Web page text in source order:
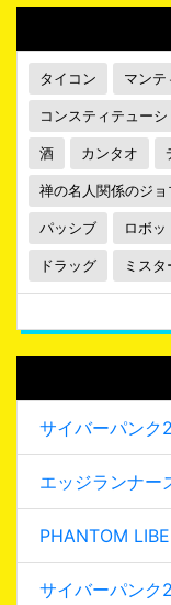
タイコン マンテ
コンスティテュー
酒 カンタオ
禅の名人関係のジョ
パッシブ ロボッ
ドラッグ ミス
サイバーパンク
エッジランナー
PHANTOM
サイバーパンク